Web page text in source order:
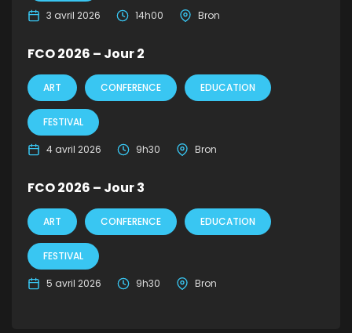
3 avril 2026 14h00 Bron
FCO 2026 – Jour 2
ART CONFERENCE EDUCATION
FESTIVAL
4 avril 2026 9h30 Bron
FCO 2026 – Jour 3
ART CONFERENCE EDUCATION
FESTIVAL
5 avril 2026 9h30 Bron